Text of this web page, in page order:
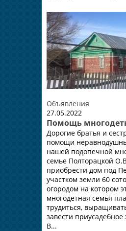
Объявления
27.05.2022
Помощь
Дорогие братья и
помощи
нашей подопечной
семье Полторацкой
приобрести дом под
участком земли 60
огородом на котором
многодетная семья
трудиться,
завести приусадебное
В...